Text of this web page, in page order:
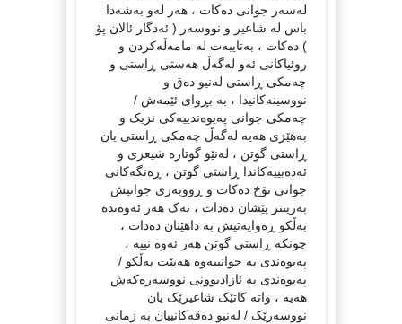
لەسەر جوانی دەکات ، هەر لەو بەشەدا
باس لە شاعیر و نووسەر ( ئەدگار ئالان پۆ
) دەکات ، بەتایبەت لە مامەڵەکردن و
روئیاکانی ئەو لەگەڵ هەستی ڕاستی و
چەمکی ڕاستی لەنیو دەق و
نووسینەکانیدا ، بە بڕوای ئێمەش /
چەمکی جوانی پەیوەندییەکی نزیک و
بەهێزی هەیە لەگەڵ چەمکی ڕاستی یان
ڕاستی گوتن ، لەنێو گوتارە شیعری و
ئەدەبییەکاندا ڕاستی گوتن ، ڕەنگەکانی
جوانی تۆخ دەکات و ڕووبەری جوانیش
بەرینتر پێشان دەدات ، نەک هەر ئەوەندە
بەڵکو ڕەوایەتیش بە داهێنان دەدات ،
چونکە ڕاستی گوتن هەر ئەوە نییە ،
پەیوەندی بە جوانییەوە هەبێت بەڵکو /
پەیوەندی بە ئازادبوونی نووسەرەکەش
هەیە ، واتە کاتێک شاعیرێک یان
نووسەرێک / لەنیو دەقەکانییان بە زمانی